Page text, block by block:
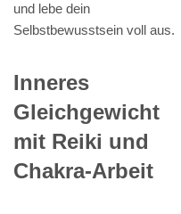
und lebe dein
Selbstbewusstsein voll aus.
Inneres
Gleichgewicht
mit Reiki und
Chakra-Arbeit